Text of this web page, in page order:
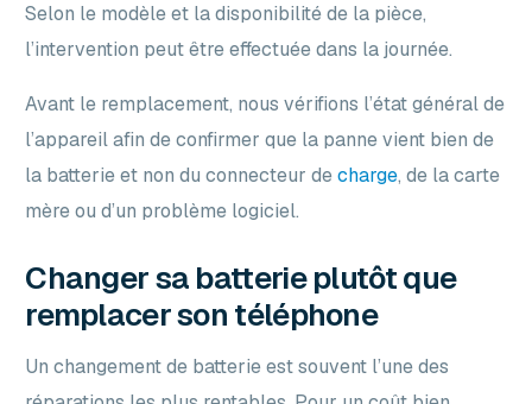
Selon le modèle et la disponibilité de la pièce,
l’intervention peut être effectuée dans la journée.
Avant le remplacement, nous vérifions l’état général de
l’appareil afin de confirmer que la panne vient bien de
la batterie et non du connecteur decharge, de la carte
mère ou d’un problème logiciel.
Changer sa batterie plutôt que
remplacer son téléphone
Un changement de batterie est souvent l’une des